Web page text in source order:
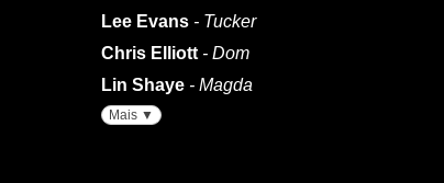
Lee Evans - Tucker
Chris Elliott - Dom
Lin Shaye - Magda
Mais ▼